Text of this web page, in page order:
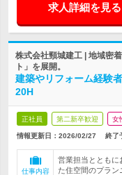
求人詳細を見る
株式会社頸城建工 | 地域密
ト」を展開。
建築やリフォーム経験
20H
正社員 第二新卒歓迎 女
情報更新日：2026/02/27 終了
仕事内容
営業担当とともに
た住空間のプラン